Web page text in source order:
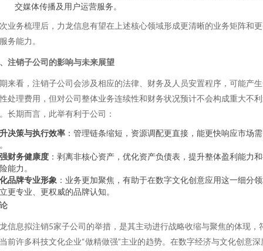
交媒体传播及用户运营服务。
业务梳理后，力龙信息有望在上述核心领域形成更清晰的业务矩阵和
务能力。
注销子公司的影响与未来展望
来看，注销子公司会涉及相应的法律、财务及人员安置程序，可能产
处理费用，但对公司整体业务连续性和财务状况预计不会构成重大不
长期而言，此举有利于公司：
决策与执行效率 ：管理链条缩短，资源调配更直接，能更快响应市场需
财务健康度 ：剥离非核心资产，优化资产负债表，提升整体盈利能力
能力。
品牌专业形象 ：业务更加聚焦，有助于在数字文化创意应用这一细分
更专业、更权威的品牌认知。
信息拟注销5家子公司的举措，是其主动进行战略收缩与聚焦的体现，
前许多科技文化企业“做精做强”主业的趋势。在数字经济与文化创意深